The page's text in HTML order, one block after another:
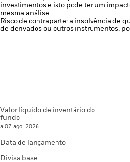
investimentos e isto pode ter um
mesma análise.
Risco de contraparte: a insolvência de
de derivados ou outros instrumentos,
Valor líquido de inventário do
fundo
a 07 ago. 2026
Data de lançamento
Divisa base